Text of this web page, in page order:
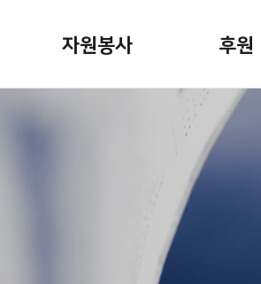
자원봉사 후원
정기후원